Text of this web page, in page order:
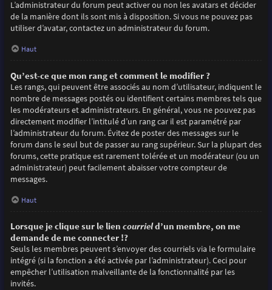
L’administrateur du forum peut activer ou non les avatars et décider
de la manière dont ils sont mis à disposition. Si vous ne pouvez pas
utiliser d’avatar, contactez un administrateur du forum.
Haut
Qu’est-ce que mon rang et comment le modifier ?
Les rangs, qui peuvent être associés au nom d’utilisateur, indiquent le
nombre de messages postés ou identifient certains membres tels que
les modérateurs et administrateurs. En général, vous ne pouvez pas
directement modifier l’intitulé d’un rang car il est paramétré par
l’administrateur du forum. Évitez de poster des messages sur le
forum dans le seul but de passer au rang supérieur. Sur la plupart des
forums, cette pratique est rarement tolérée et un modérateur (ou un
administrateur) peut facilement abaisser votre compteur de
messages.
Haut
Lorsque je clique sur le lien courrield’un membre, on me
demande de me connecter !?
Seuls les membres peuvent s’envoyer des courriels via le formulaire
intégré (si la fonction a été activée par l’administrateur). Ceci pour
empêcher l’utilisation malveillante de la fonctionnalité par les
invités.